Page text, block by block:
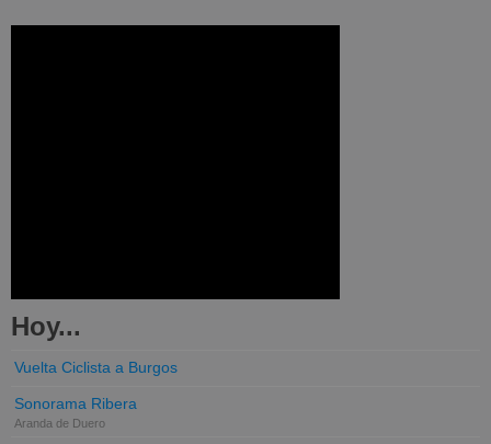
Hoy...
Vuelta Ciclista a Burgos
Sonorama Ribera
Aranda de Duero